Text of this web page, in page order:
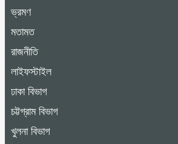
ভ্রমণ
মতামত
রাজনীতি
লাইফস্টাইল
ঢাকা বিভাগ
চট্টগ্রাম বিভাগ
খুলনা বিভাগ